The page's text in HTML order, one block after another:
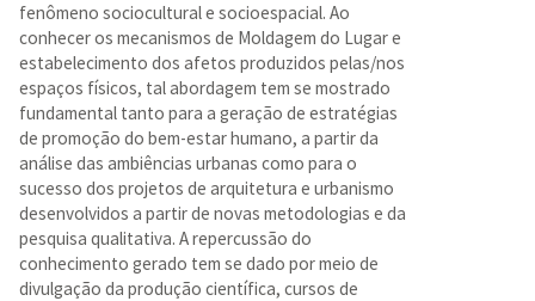
fenômeno sociocultural e socioespacial. Ao
conhecer os mecanismos de Moldagem do Lugar e
estabelecimento dos afetos produzidos pelas/nos
espaços físicos, tal abordagem tem se mostrado
fundamental tanto para a geração de estratégias
de promoção do bem-estar humano, a partir da
análise das ambiências urbanas como para o
sucesso dos projetos de arquitetura e urbanismo
desenvolvidos a partir de novas metodologias e da
pesquisa qualitativa. A repercussão do
conhecimento gerado tem se dado por meio de
divulgação da produção científica, cursos de